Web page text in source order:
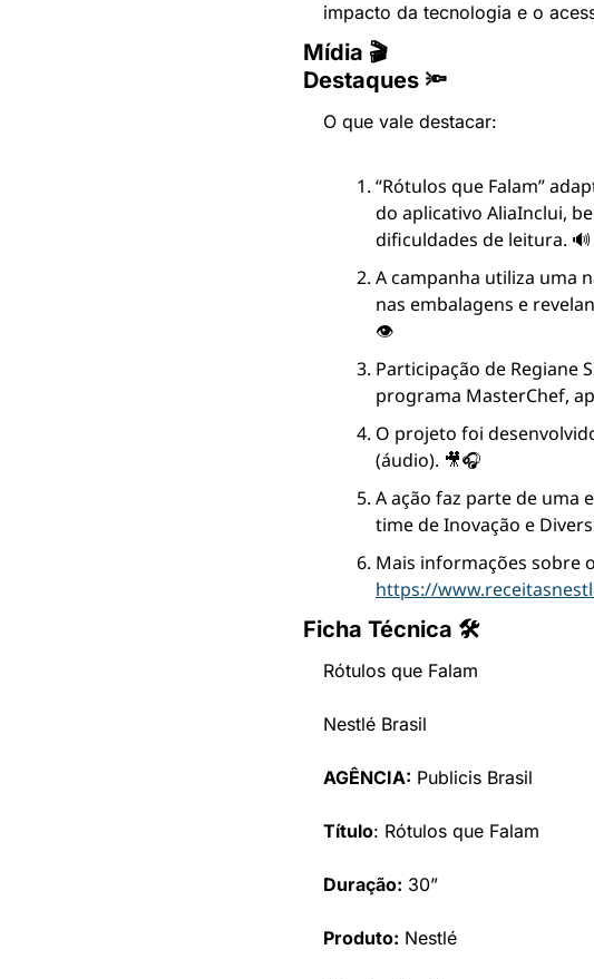
impacto da tecnologia e o
Mídia 🎬
Destaques 🔦
O que vale destacar:
“Rótulos que Falam”
do aplicativo AliaInclui,
dificuldades de leitura. 🔊
A campanha utiliza uma
nas embalagens e
👁️
Participação de Regiane
programa MasterChef,
O projeto foi
(áudio). 🎥🎧
A ação faz parte de uma
time de Inovação e
https://
Ficha Técnica 🛠
Rótulos que Falam
Nestlé Brasil
AGÊNCIA: Publicis Brasil
Título: Rótulos que Falam
Duração: 30”
Produto: Nestlé